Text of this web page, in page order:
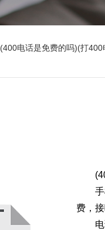
(400电话是免费的吗)(打400
费，